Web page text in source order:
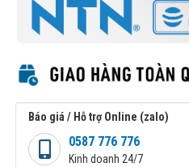
Báo giá / Hỗ trợ Online (zalo)
0587 776 776
Kinh doanh 24/7